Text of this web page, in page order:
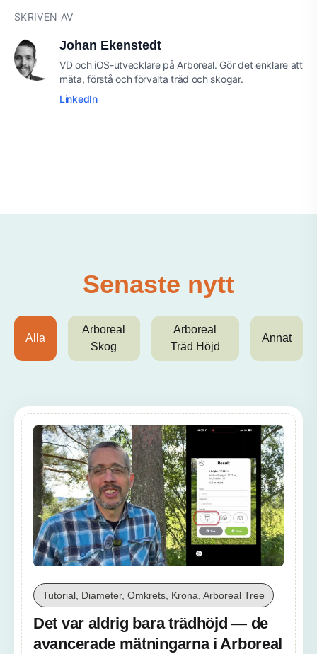
SKRIVEN AV
Johan Ekenstedt
VD och iOS-utvecklare på Arboreal. Gör det enklare att
mäta, förstå och förvalta träd och skogar.
LinkedIn
Senaste nytt
Alla
Arboreal
Skog
Arboreal
Träd Höjd
Annat
Tutorial, Diameter, Omkrets, Krona, Arboreal Tree
Det var aldrig bara trädhöjd — de
avancerade mätningarna i Arboreal